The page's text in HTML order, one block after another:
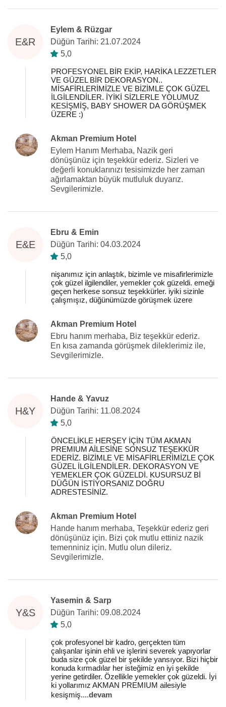
E&R
Eylem & Rüzgar
Düğün Tarihi: 21.07.2024
5,0
PROFESYONEL BİR EKİP, HARİKA LEZZETLER
VE GÜZEL BİR DEKORASYON..
MİSAFİRLERİMİZLE VE BİZİMLE ÇOK GÜZEL
İLGİLENDİLER. İYİKİ SİZLERLE YOLUMUZ
KESİŞMİŞ, BABY SHOWER DA GÖRÜŞMEK
ÜZERE :)
Akman Premium Hotel
Eylem Hanım Merhaba, Nazik geri
dönüşünüz için teşekkür ederiz. Sizleri ve
değerli konuklarınızı tesisimizde her zaman
ağırlamaktan büyük mutluluk duyarız.
Sevgilerimizle.
E&E
Ebru & Emin
Düğün Tarihi: 04.03.2024
5,0
nişanımız için anlaştık, bizimle ve misafirlerimizle
çok güzel ilgilendiler, yemekler çok güzeldi. emeği
geçen herkese sonsuz teşekkürler. iyiki sizinle
çalışmışız, düğünümüzde görüşmek üzere
Akman Premium Hotel
Ebru hanım merhaba, Biz teşekkür ederiz.
En kısa zamanda görüşmek dileklerimiz ile,
Sevgilerimizle.
H&Y
Hande & Yavuz
Düğün Tarihi: 11.08.2024
5,0
ÖNCELİKLE HERŞEY İÇİN TÜM AKMAN
PREMIUM AİLESİNE SONSUZ TEŞEKKÜR
EDERİZ. BİZİMLE VE MİSAFİRLERİMİZLE ÇOK
GÜZEL İLGİLENDİLER. DEKORASYON VE
YEMEKLER ÇOK GÜZELDİ. KUSURSUZ Bİ
DÜĞÜN İSTİYORSANIZ DOĞRU
ADRESTESİNİZ.
Akman Premium Hotel
Hande hanım merhaba, Teşekkür ederiz geri
dönüşünüz için. Bizi çok mutlu ettiniz nazik
temenniniz için. Mutlu olun dileriz.
Sevgilerimizle.
Y&S
Yasemin & Sarp
Düğün Tarihi: 09.08.2024
5,0
çok profesyonel bir kadro, gerçekten tüm
çalışanlar işinin ehli ve işlerini severek yapıyorlar
buda size çok güzel bir şekilde yansıyor. Bizi hiçbir
konuda kırmadılar her isteğimiz en iyi şekilde
yerine getirdiler. Özellikle yemekler çok güzeldi. İyi
ki yollarımız AKMAN PREMIUM ailesiyle
kesişmiş....devam